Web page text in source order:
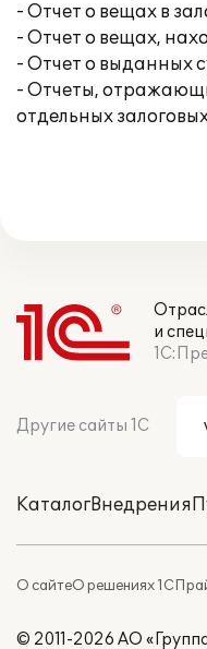
- Отчет о вещах в
- Отчет о вещах,
- Отчет о выданных
- Отчеты,
отдельных
и
Другие сайты 1С
КаталогВнедрения
О сайтеО решениях 1С
© 2011-2026 АО